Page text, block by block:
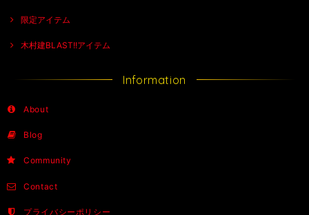
限定アイテム
木村建BLAST!!アイテム
Information
About
Blog
Community
Contact
プライバシーポリシー